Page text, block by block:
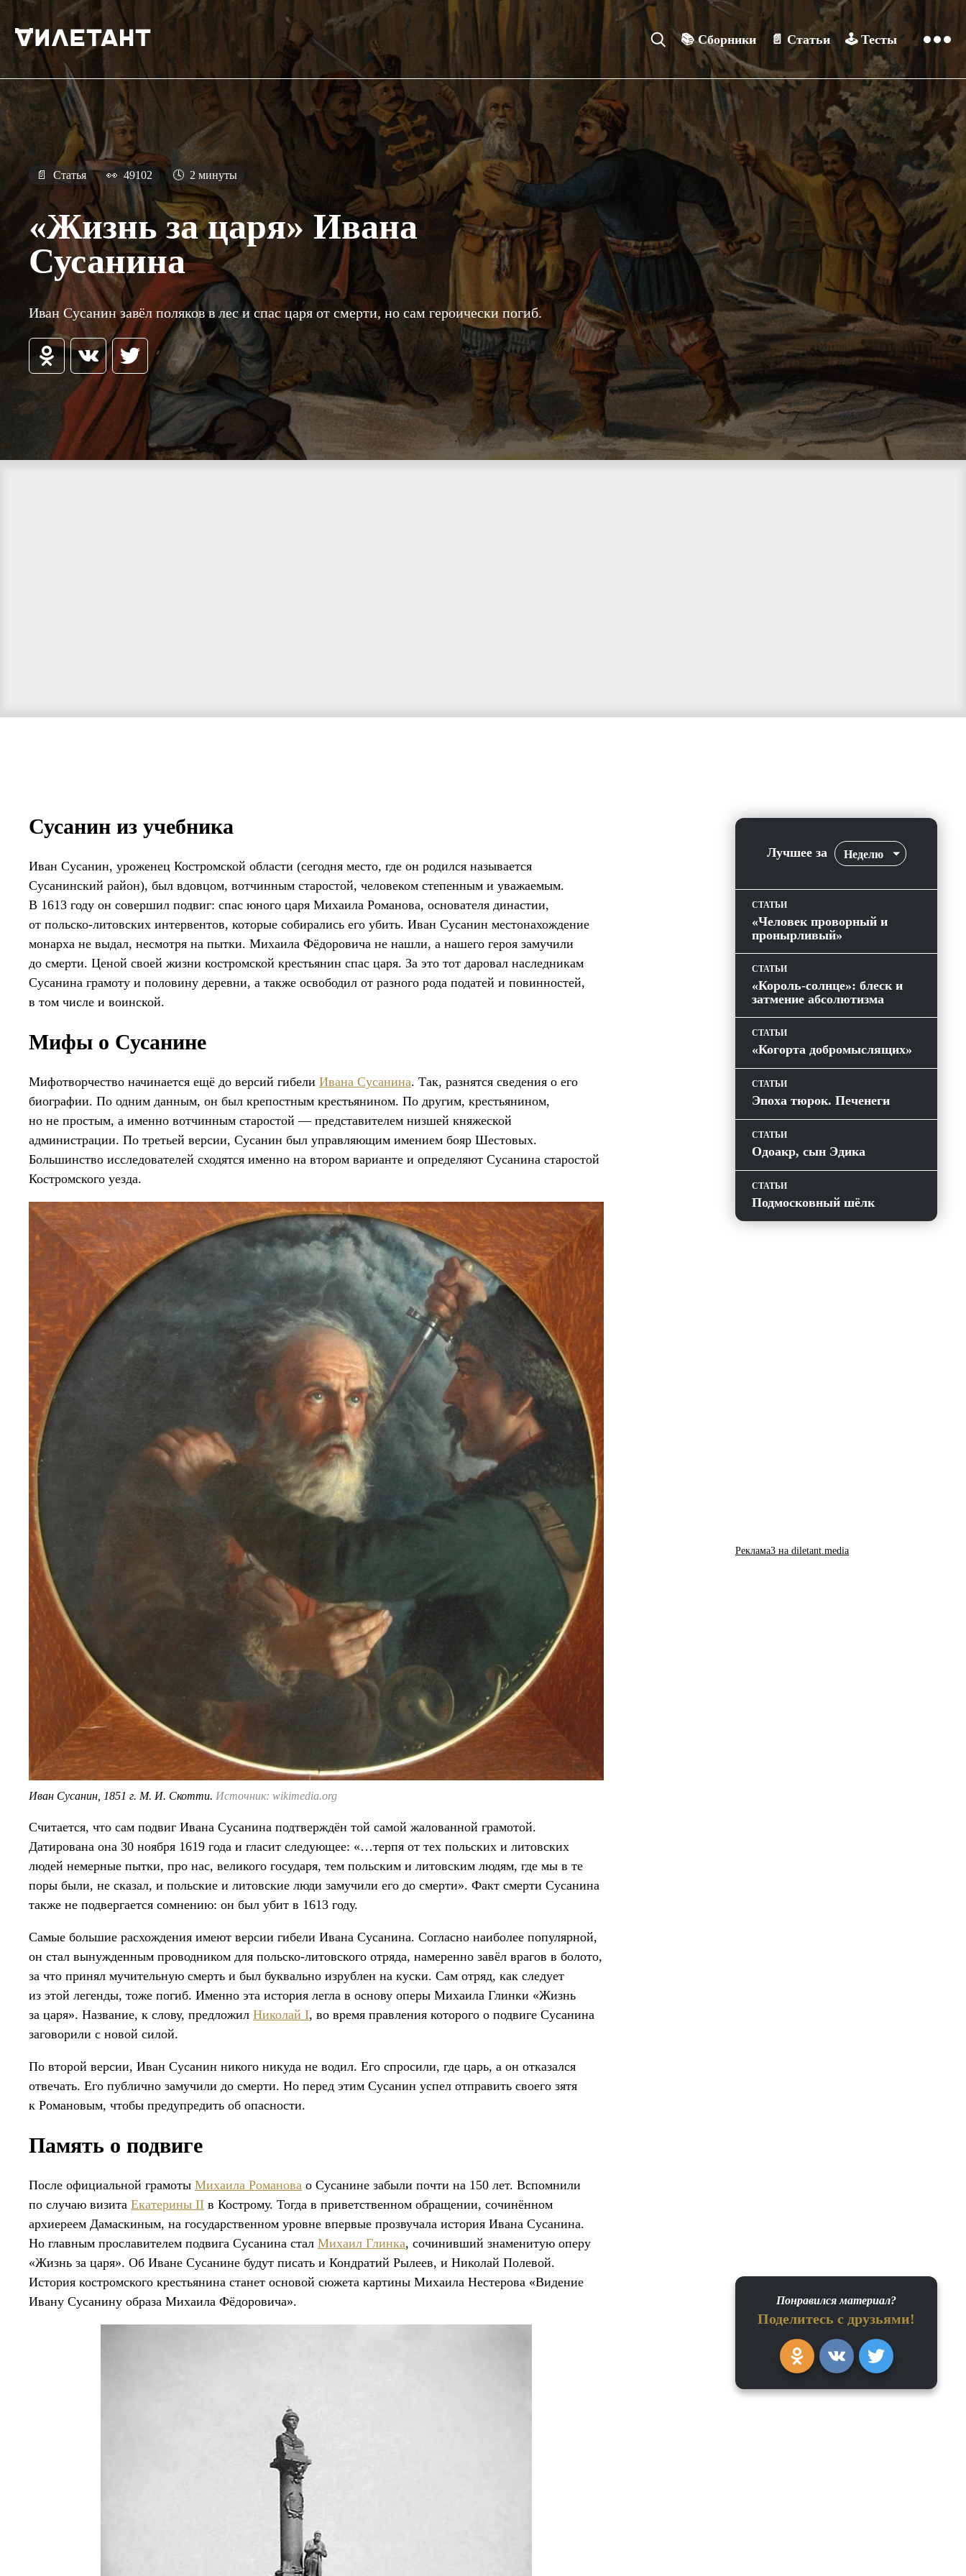
📚Сборники 📄 Статьи 🕹️ Тесты
📄 Статья 👀 49102 🕓 2 минуты
«Жизнь за царя» Ивана
Сусанина
Иван Сусанин завёл поляков в лес и спас царя от смерти, но сам героически погиб.
Сусанин из учебника
Иван Сусанин, уроженец Костромской области (сегодня место, где он родился называется
Сусанинский район), был вдовцом, вотчинным старостой, человеком степенным и уважаемым.
В 1613 году он совершил подвиг: спас юного царя Михаила Романова, основателя династии,
от польско-литовских интервентов, которые собирались его убить. Иван Сусанин местонахождение
монарха не выдал, несмотря на пытки. Михаила Фёдоровича не нашли, а нашего героя замучили
до смерти. Ценой своей жизни костромской крестьянин спас царя. За это тот даровал наследникам
Сусанина грамоту и половину деревни, а также освободил от разного рода податей и повинностей,
в том числе и воинской.
Мифы о Сусанине
Мифотворчество начинается ещё до версий гибели Ивана Сусанина. Так, разнятся сведения о его
биографии. По одним данным, он был крепостным крестьянином. По другим, крестьянином,
но не простым, а именно вотчинным старостой — представителем низшей княжеской
администрации. По третьей версии, Сусанин был управляющим имением бояр Шестовых.
Большинство исследователей сходятся именно на втором варианте и определяют Сусанина старостой
Костромского уезда.
Иван Сусанин, 1851 г. М. И. Скотти. Источник: wikimedia.org
Считается, что сам подвиг Ивана Сусанина подтверждён той самой жалованной грамотой.
Датирована она 30 ноября 1619 года и гласит следующее: «…терпя от тех польских и литовских
людей немерные пытки, про нас, великого государя, тем польским и литовским людям, где мы в те
поры были, не сказал, и польские и литовские люди замучили его до смерти». Факт смерти Сусанина
также не подвергается сомнению: он был убит в 1613 году.
Самые большие расхождения имеют версии гибели Ивана Сусанина. Согласно наиболее популярной,
он стал вынужденным проводником для польско-литовского отряда, намеренно завёл врагов в болото,
за что принял мучительную смерть и был буквально изрублен на куски. Сам отряд, как следует
из этой легенды, тоже погиб. Именно эта история легла в основу оперы Михаила Глинки «Жизнь
за царя». Название, к слову, предложил Николай I, во время правления которого о подвиге Сусанина
заговорили с новой силой.
По второй версии, Иван Сусанин никого никуда не водил. Его спросили, где царь, а он отказался
отвечать. Его публично замучили до смерти. Но перед этим Сусанин успел отправить своего зятя
к Романовым, чтобы предупредить об опасности.
Память о подвиге
После официальной грамоты Михаила Романова о Сусанине забыли почти на 150 лет. Вспомнили
по случаю визита Екатерины II в Кострому. Тогда в приветственном обращении, сочинённом
архиереем Дамаскиным, на государственном уровне впервые прозвучала история Ивана Сусанина.
Но главным прославителем подвига Сусанина стал Михаил Глинка, сочинивший знаменитую оперу
«Жизнь за царя». Об Иване Сусанине будут писать и Кондратий Рылеев, и Николай Полевой.
История костромского крестьянина станет основой сюжета картины Михаила Нестерова «Видение
Ивану Сусанину образа Михаила Фёдоровича».
Лучшее за Неделю
СТАТЬИ
«Человек проворный и
пронырливый»
СТАТЬИ
«Король-солнце»: блеск и
затмение абсолютизма
СТАТЬИ
«Когорта добромыслящих»
СТАТЬИ
Эпоха тюрок. Печенеги
СТАТЬИ
Одоакр, сын Эдика
СТАТЬИ
Подмосковный шёлк
Реклама3 на diletant.media
Понравился материал?
Поделитесь с друзьями!